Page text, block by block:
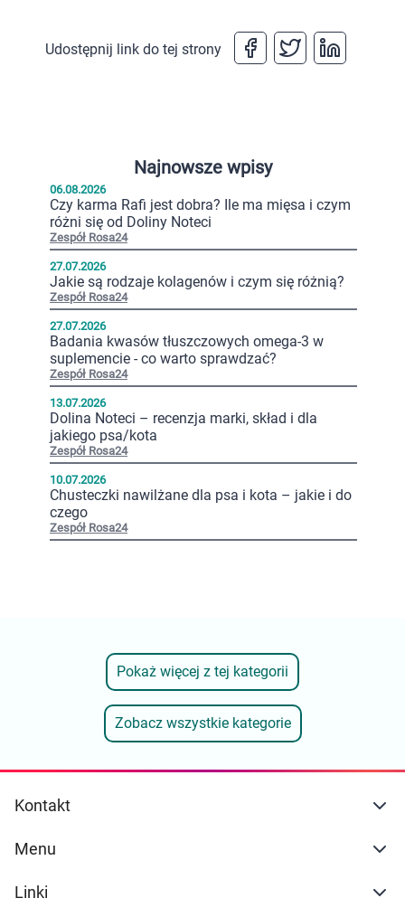
Udostępnij link do tej strony
Najnowsze wpisy
06.08.2026
Czy karma Rafi jest dobra? Ile ma mięsa i czym
różni się od Doliny Noteci
Zespół Rosa24
27.07.2026
Jakie są rodzaje kolagenów i czym się różnią?
Zespół Rosa24
27.07.2026
Badania kwasów tłuszczowych omega-3 w
suplemencie - co warto sprawdzać?
Zespół Rosa24
13.07.2026
Dolina Noteci – recenzja marki, skład i dla
jakiego psa/kota
Zespół Rosa24
10.07.2026
Chusteczki nawilżane dla psa i kota – jakie i do
czego
Zespół Rosa24
Zobacz wszystkie kategorie
Pokaż więcej z tej kategorii
Kontakt
Menu
Linki